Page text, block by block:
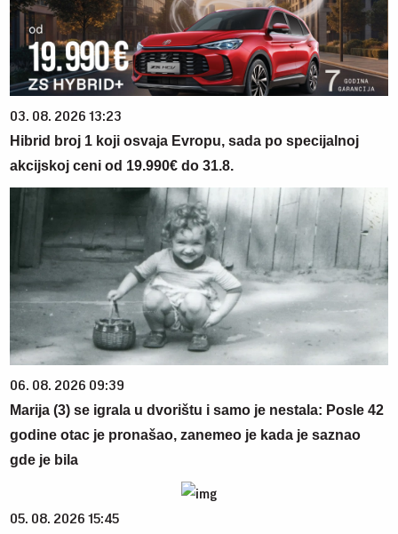
03. 08. 2026 13:23
Hibrid broj 1 koji osvaja Evropu, sada po specijalnoj
akcijskoj ceni od 19.990€ do 31.8.
06. 08. 2026 09:39
Marija (3) se igrala u dvorištu i samo je nestala: Posle 42
godine otac je pronašao, zanemeo je kada je saznao
gde je bila
05. 08. 2026 15:45